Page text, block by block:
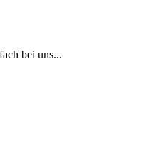
bei uns...